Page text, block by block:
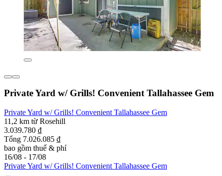
Private Yard w/ Grills! Convenient Tallahassee Gem
Private Yard w/ Grills! Convenient Tallahassee Gem
11,2 km từ Rosehill
3.039.780 ₫
Tổng 7.026.085 ₫
bao gồm thuế & phí
16/08 - 17/08
Private Yard w/ Grills! Convenient Tallahassee Gem